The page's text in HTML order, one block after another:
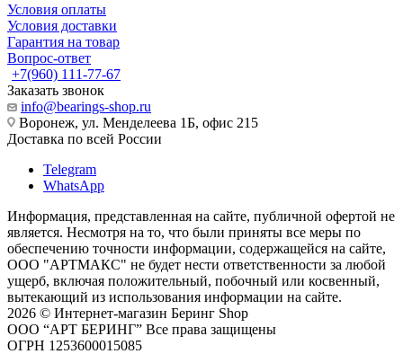
Условия оплаты
Условия доставки
Гарантия на товар
Вопрос-ответ
+7(960) 111-77-67
Заказать звонок
info@bearings-shop.ru
Воронеж, ул. Менделеева 1Б, офис 215
Доставка по всей России
Telegram
WhatsApp
Информация, представленная на сайте, публичной офертой не
является. Несмотря на то, что были приняты все меры по
обеспечению точности информации, содержащейся на сайте,
ООО "АРТМАКС" не будет нести ответственности за любой
ущерб, включая положительный, побочный или косвенный,
вытекающий из использования информации на сайте.
2026 © Интернет-магазин Беринг Shop
ООО “АРТ БЕРИНГ” Все права защищены
ОГРН 1253600015085